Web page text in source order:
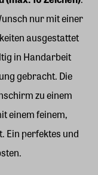
nur mit einer
ausgestattet
in Handarbeit
gebracht. Die
zu einem
einem feinem,
Ein perfektes und